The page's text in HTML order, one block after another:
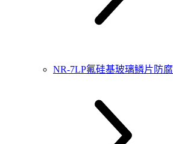
NR-7LP氟硅基玻璃鳞片防